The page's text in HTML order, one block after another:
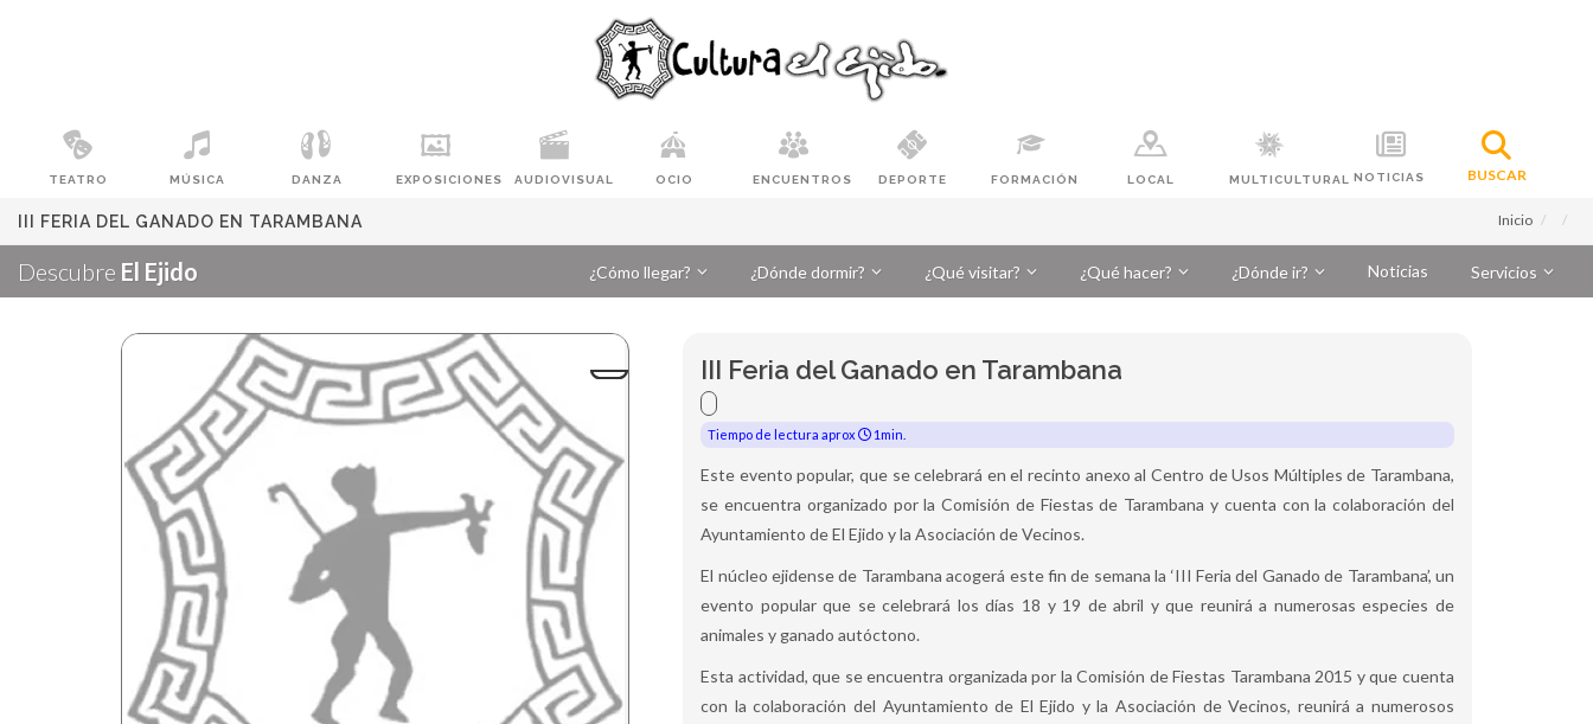
TEATRO MÚSICA DANZA EXPOSICIONES AUDIOVISUAL OCIO ENCUENTROS DEPORTE FORMACIÓN LOCAL MULTICULTURAL NOTICIAS BUSCAR
III FERIA DEL GANADO EN TARAMBANA Inicio
Descubre El Ejido ¿Cómo llegar? ¿Dónde dormir? ¿Qué visitar? ¿Qué hacer? ¿Dónde ir? Noticias Servicios
III Feria del Ganado en Tarambana
Tiempo de lectura aprox 1min.
Este evento popular, que se celebrará en el recinto anexo al Centro de Usos Múltiples de Tarambana,
se encuentra organizado por la Comisión de Fiestas de Tarambana y cuenta con la colaboración del
Ayuntamiento de El Ejido y la Asociación de Vecinos.
El núcleo ejidense de Tarambana acogerá este fin de semana la ‘III Feria del Ganado de Tarambana’, un
evento popular que se celebrará los días 18 y 19 de abril y que reunirá a numerosas especies de
animales y ganado autóctono.
Esta actividad, que se encuentra organizada por la Comisión de Fiestas Tarambana 2015 y que cuenta
con la colaboración del Ayuntamiento de El Ejido y la Asociación de Vecinos, reunirá a numerosos